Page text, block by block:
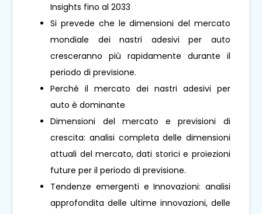
Insights fino al 2033
Si prevede che le dimensioni del mercato
mondiale dei nastri adesivi per auto
cresceranno più rapidamente durante il
periodo di previsione.
Perché il mercato dei nastri adesivi per
auto è dominante
Dimensioni del mercato e previsioni di
crescita: analisi completa delle dimensioni
attuali del mercato, dati storici e proiezioni
future per il periodo di previsione.
Tendenze emergenti e Innovazioni: analisi
approfondita delle ultime innovazioni, delle